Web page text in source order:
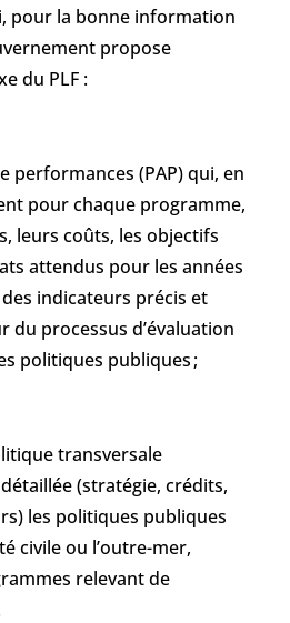
pour la bonne information
propose
du PLF :
performances (PAP) qui, en
pour chaque programme,
leurs coûts, les objectifs
attendus pour les années
indicateurs précis et
processus d’évaluation
politiques publiques ;
transversale
(stratégie, crédits,
les politiques publiques
civile ou l’outre-mer,
relevant de